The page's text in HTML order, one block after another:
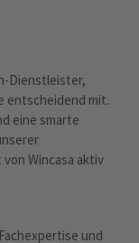
Dienstleister,
entscheidend mit.
eine smarte
Wincasa aktiv
und